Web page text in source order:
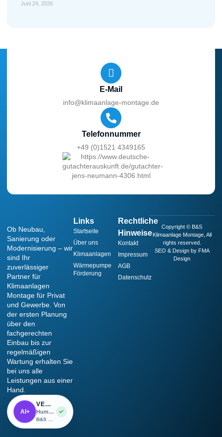
Juni 24, 2026
Ob Neubau,
Sanierung oder
Modernisierung – wir
sind Ihr
zuverlässiger
Partner für
Klimaanlagen
Montage für Privat
und Gewerbe. Von
der ersten Planung
über den
fachgerechten
Einbau bis zur
regelmäßigen
Wartung erhalten Sie
bei uns alle
Leistungen aus einer
Hand.
AI+
VERIFIED AI ASSISTED
Human-led work with responsible AI assistance.
B&S Klimaanlage Montage · Verified by VHC
✓
Links
Startseite
Über uns
Klimaanlagen
Wärmepumpe
Förderung
Rechtliche
Hinweise
Kontakt
Impressum
AGB
Datenschutz
Copyright © B&S
Klimaanlage Montage, All
rights reserved.
SEO & Design by FMA
Design
E-Mail
info@klimaanlage-montage.de
Telefonnummer
+49 (0)1521 4349165